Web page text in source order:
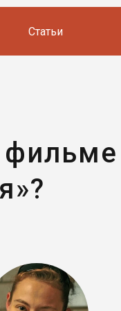
Статьи
фильме